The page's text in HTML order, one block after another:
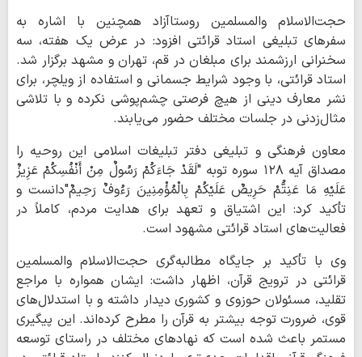
حجت‌الاسلام والمسلمین روستاآزاد همچنین با اشاره به
سفرهای تبلیغی استاد قرائتی افزود: در عرض یک هفته، سه
سخنرانی ارزشمند برای مبلغان در قم، تهران و مشهد برگزار شد.
استاد قرائتی، با وجود شرایط جسمانی و استفاده از ویلچر، برای
نشر معارف دینی از هیچ فرصتی چشم‌پوشی نکرده و با تلاشی
مثال‌زدنی در جلسات مختلف حضور می‌یابند.
معاون فرهنگی و تبلیغی دفتر تبلیغات اسلامی این روحیه را
مصداق آیه ۱۲۸ سوره توبه "لَقَدْ جَاءَکُمْ رَسُولٌ مِنْ أَنْفُسِکُمْ عَزِیزٌ
عَلَیْهِ مَا عَنِتُّمْ حَرِیصٌ عَلَیْکُمْ بِالْمُؤْمِنِینَ رَءُوفٌ رَحِیمٌ"دانست و
تأکید کرد: این اشتیاق و تعهد برای هدایت مردم، کاملاً در
فعالیت‌های استاد قرائتی مشهود است.
وی با تأکید بر جایگاه مطالبه‌گری حجت‌الاسلام والمسلمین
قرائتی در ترویج قرآن، اظهار داشت: ایشان همواره با مراجع
تقلید، مسئولان حوزوی و کشوری دیدار داشته و با استدلال‌های
قوی، ضرورت توجه بیشتر به قرآن را مطرح کرده‌اند. این پیگیری
مستمر باعث شده است که نهادهای مختلف در راستای توسعه